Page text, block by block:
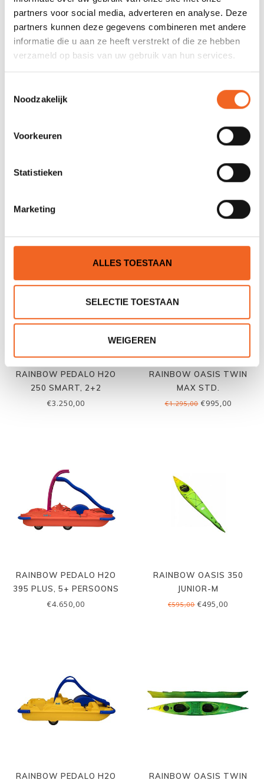
partners voor social media, adverteren en analyse. Deze
partners kunnen deze gegevens combineren met andere
informatie die u aan ze heeft verstrekt of die ze hebben
verzameld op basis van uw gebruik van hun services.
Noodzakelijk
Voorkeuren
Statistieken
Marketing
ALLES TOESTAAN
SELECTIE TOESTAAN
WEIGEREN
€650,00 €950,00
RAINBOW OASIS TWIN
RAINBOW HARD BELLY
€795,00
RAINBOW PEDALO H2O
250 SMART, 2+2
PERSOONS
€3.250,00
RAINBOW OASIS TWIN
MAX STD.
€1.295,00€995,00
RAINBOW PEDALO H2O
395 PLUS, 5+ PERSOONS
€4.650,00
RAINBOW OASIS 350
JUNIOR-M
€595,00 €495,00
RAINBOW PEDALO H2O
RAINBOW OASIS TWIN